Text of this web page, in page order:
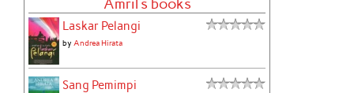
Amril's books
Laskar Pelangi
by Andrea Hirata
Sang Pemimpi